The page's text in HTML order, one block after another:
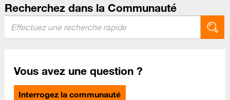
Recherchez dans la Communauté
Vous avez une question ?
Interrogez la communauté